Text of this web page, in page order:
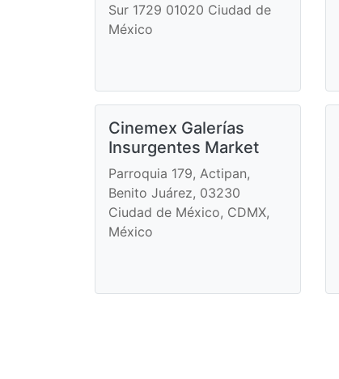
Sur 1729 01020 Ciudad de
México
Cinemex Galerías
Insurgentes Market
Parroquia 179, Actipan,
Benito Juárez, 03230
Ciudad de México, CDMX,
México